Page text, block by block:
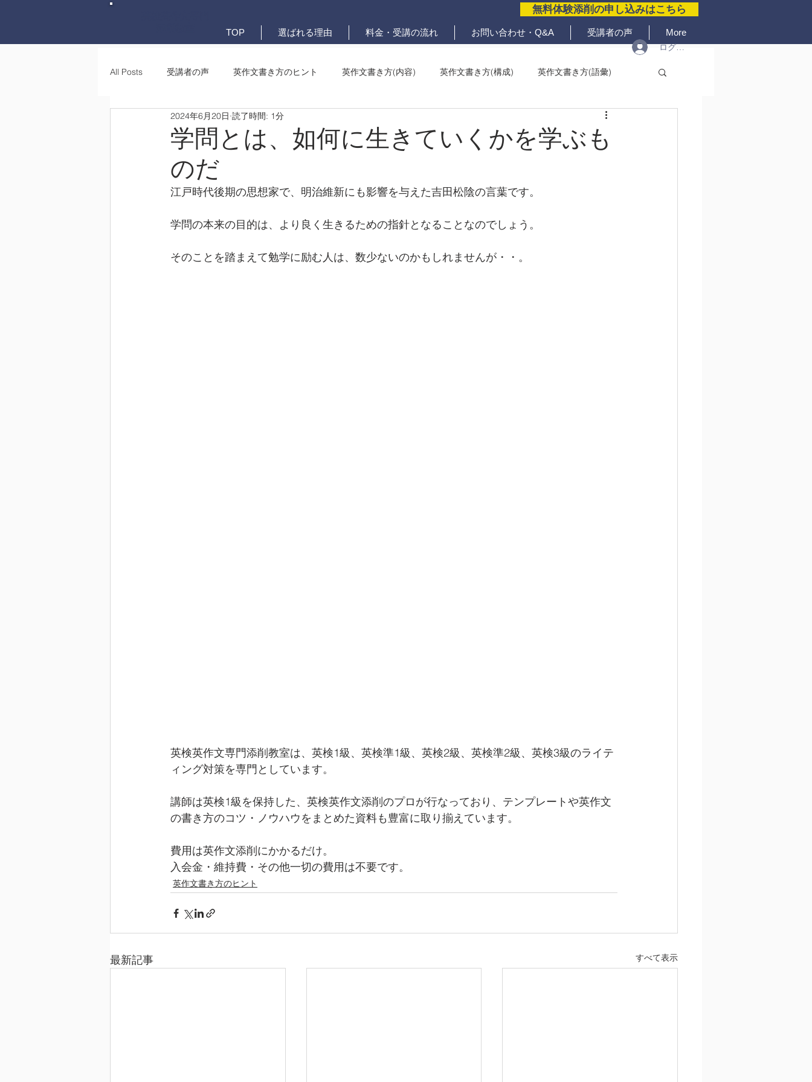
無料体験添削の申し込みはこちら
TOP 選ばれる理由 料金・受講の流れ お問い合わせ・Q&A 受講者の声 More
ログイン
All Posts 受講者の声 英作文書き方のヒント 英作文書き方(内容) 英作文書き方(構成) 英作文書き方(語彙)
英作文書き方(文法) 要約・e-メール問題
学問とは、如何に生きていくかを学ぶも
のだ
2024年6月20日 読了時間: 1分
江戸時代後期の思想家で、明治維新にも影響を与えた吉田松陰の言葉です。
学問の本来の目的は、より良く生きるための指針となることなのでしょう。
そのことを踏まえて勉学に励む人は、数少ないのかもしれませんが・・。
英検英作文専門添削教室は、英検1級、英検準1級、英検2級、英検準2級、英検3級のライテ
ィング対策を専門としています。
講師は英検1級を保持した、英検英作文添削のプロが行なっており、テンプレートや英作文
の書き方のコツ・ノウハウをまとめた資料も豊富に取り揃えています。
費用は英作文添削にかかるだけ。
入会金・維持費・その他一切の費用は不要です。
英作文書き方のヒント
最新記事 すべて表示